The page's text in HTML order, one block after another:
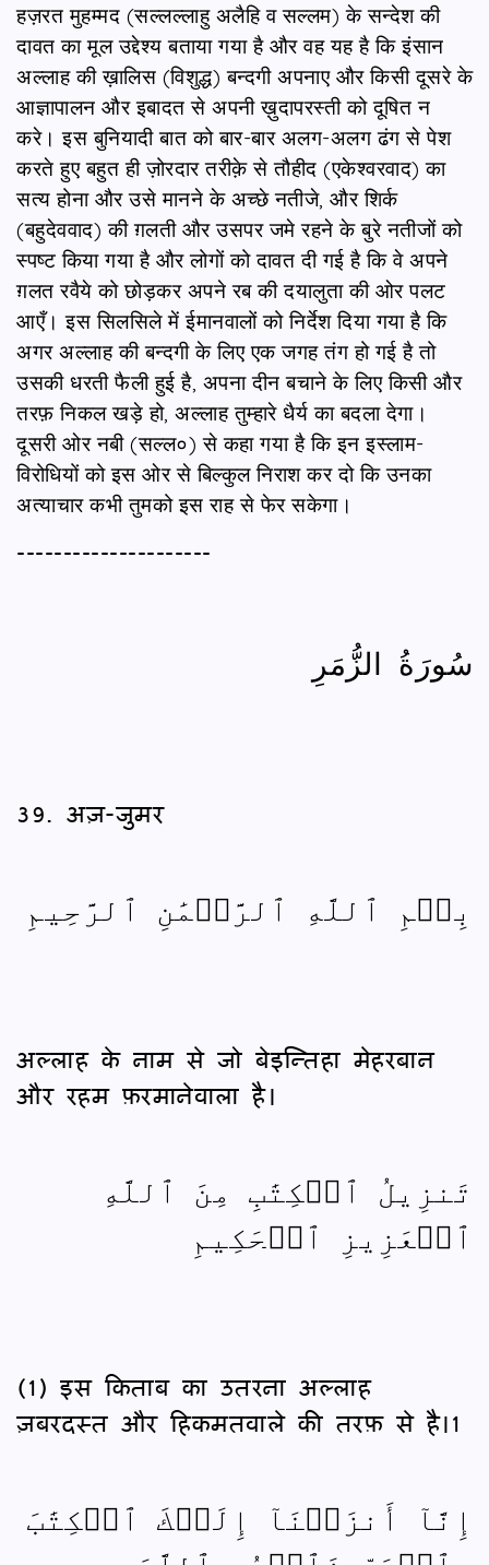
हज़रत मुहम्मद (सल्लल्लाहु अलैहि व सल्लम) के सन्देश की
दावत का मूल उद्देश्य बताया गया है और वह यह है कि इंसान
अल्लाह की ख़ालिस (विशुद्ध) बन्दगी अपनाए और किसी दूसरे के
आज्ञापालन और इबादत से अपनी ख़ुदापरस्ती को दूषित न
करे। इस बुनियादी बात को बार-बार अलग-अलग ढंग से पेश
करते हुए बहुत ही ज़ोरदार तरीक़े से तौहीद (एकेश्वरवाद) का
सत्य होना और उसे मानने के अच्छे नतीजे, और शिर्क
(बहुदेववाद) की ग़लती और उसपर जमे रहने के बुरे नतीजों को
स्पष्ट किया गया है और लोगों को दावत दी गई है कि वे अपने
ग़लत रवैये को छोड़कर अपने रब की दयालुता की ओर पलट
आएँ। इस सिलसिले में ईमानवालों को निर्देश दिया गया है कि
अगर अल्लाह की बन्दगी के लिए एक जगह तंग हो गई है तो
उसकी धरती फैली हुई है, अपना दीन बचाने के लिए किसी और
तरफ़ निकल खड़े हो, अल्लाह तुम्हारे धैर्य का बदला देगा।
दूसरी ओर नबी (सल्ल०) से कहा गया है कि इन इस्लाम-
विरोधियों को इस ओर से बिल्कुल निराश कर दो कि उनका
अत्याचार कभी तुमको इस राह से फेर सकेगा।
---------------------
سُورَةُ الزُّمَرِ
39. अज़-जुमर
بِسۡمِ ٱللَّهِ ٱلرَّحۡمَٰنِ ٱلرَّحِيمِ
अल्लाह के नाम से जो बेइन्तिहा मेहरबान
और रहम फ़रमानेवाला है।
تَنزِيلُ ٱلۡكِتَٰبِ مِنَ ٱللَّهِ
ٱلۡعَزِيزِ ٱلۡحَكِيمِ
(1) इस किताब का उतरना अल्लाह
ज़बरदस्त और हिकमतवाले की तरफ़ से है।1
إِنَّآ أَنزَلۡنَآ إِلَيۡكَ ٱلۡكِتَٰبَ